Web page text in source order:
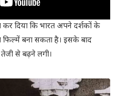
कर दिया कि भारत अपने दर्शकों के
फिल्में बना सकता है। इसके बाद
तेजी से बढ़ने लगी।